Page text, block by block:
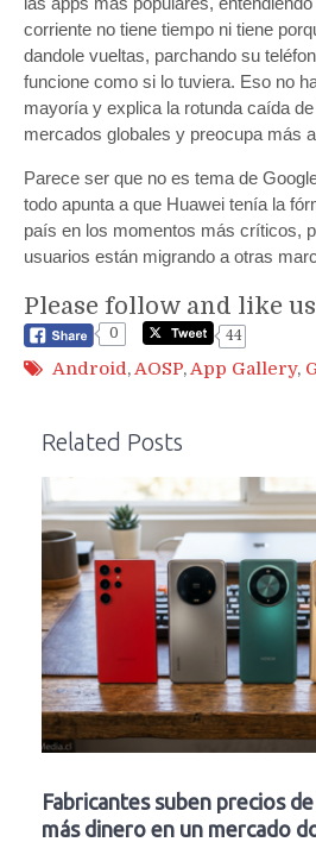
corriente no tiene tiempo ni tiene
dandole vueltas, parchando su
funcione como si lo tuviera. Eso no
mayoría y explica la rotunda caída
mercados globales y preocupa más
Parece ser que no es tema de
todo apunta a que Huawei tenía la
país en los momentos más críticos,
usuarios están migrando a otras
Please follow and like
0
44
Android,AOSP,App Gallery,
Related Posts
Fabricantes suben precios
más dinero en un mercado